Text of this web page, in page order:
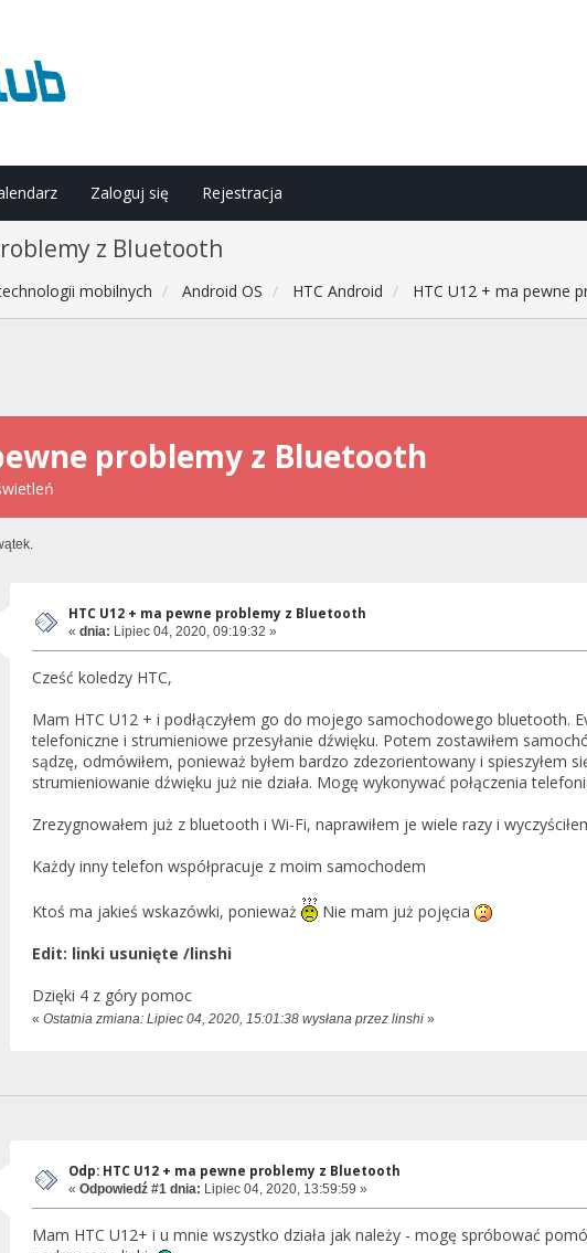
Zaloguj się Rejestracja
z Bluetooth
mobilnych Android OS HTC Android HTC U12 + ma pewne
problemy z Bluetooth
HTC U12 + ma pewne problemy z Bluetooth
« dnia: Lipiec 04, 2020, 09:19:32 »
Cześć koledzy HTC,
Mam HTC U12 + i podłączyłem go do mojego samochodowego bluetooth.
telefoniczne i strumieniowe przesyłanie dźwięku. Potem zostawiłem
sądzę, odmówiłem, ponieważ byłem bardzo zdezorientowany i spieszyłem
strumieniowanie dźwięku już nie działa. Mogę wykonywać połączenia
Zrezygnowałem już z bluetooth i Wi-Fi, naprawiłem je wiele razy i
Każdy inny telefon współpracuje z moim samochodem
Ktoś ma jakieś wskazówki, ponieważ
Nie mam już pojęcia
Edit: linki usunięte /linshi
Dzięki 4 z góry pomoc
« Ostatnia zmiana: Lipiec 04, 2020, 15:01:38 wysłana przez linshi»
Odp: HTC U12 + ma pewne problemy z Bluetooth
« Odpowiedź #1 dnia: Lipiec 04, 2020, 13:59:59 »
Mam HTC U12+ i u mnie wszystko działa jak należy - mogę spróbować